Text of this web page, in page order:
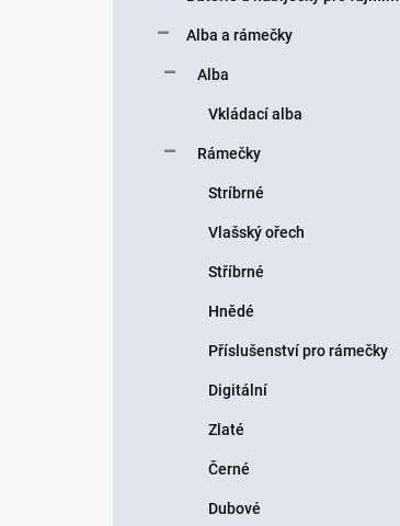
Alba a rámečky
Alba
Vkládací alba
Rámečky
Stríbrné
Vlašský ořech
Stříbrné
Hnědé
Příslušenství pro rámečky
Digitální
Zlaté
Černé
Dubové